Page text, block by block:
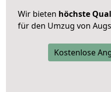
Wir bieten höchste
für den Umzug von
Kostenlose